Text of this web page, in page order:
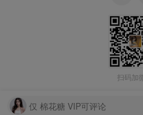
扫码加
仅 棉花糖 VIP可评论